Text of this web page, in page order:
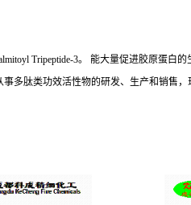
Tripeptide-3。 能大量促进胶原蛋
事多肽类功效活性物的研发、生产和销售